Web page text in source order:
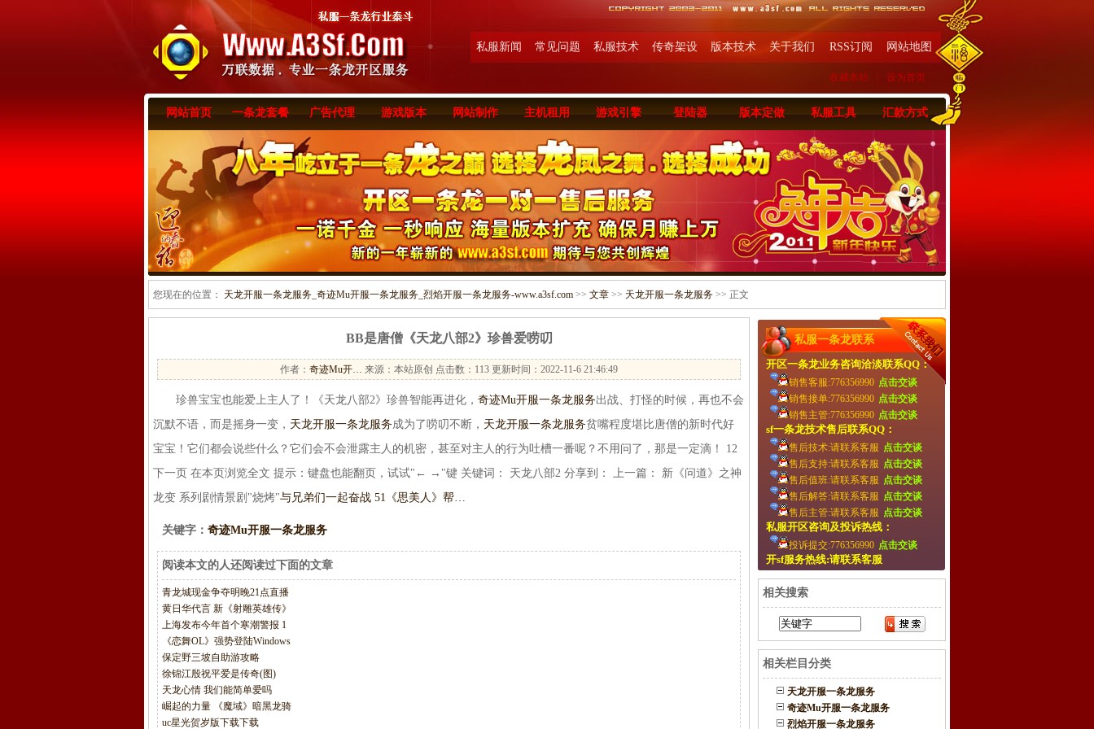
私服新闻 常见问题 私服技术 传奇架设 版本技术 关于我们 RSS订阅 网站地图
收藏本站 设为首页
网站首页 一条龙套餐 广告代理 游戏版本 网站制作 主机租用 游戏引擎 登陆器 版本定做 私服工具 汇款方式
您现在的位置： 天龙开服一条龙服务_奇迹Mu开服一条龙服务_烈焰开服一条龙服务-www.a3sf.com >> 文章 >> 天龙开服一条龙服务 >> 正文
BB是唐僧《天龙八部2》珍兽爱唠叨
作者： 奇迹Mu开… 来源：本站原创 点击数： 113 更新时间：2022-11-6 21:46:49
珍兽宝宝也能爱上主人了！《天龙八部2》珍兽智能再进化， 奇迹Mu开服一条龙服务出战、打怪的时候，再也不会
沉默不语，而是摇身一变， 天龙开服一条龙服务成为了唠叨不断， 天龙开服一条龙服务贫嘴程度堪比唐僧的新时代好
宝宝！它们都会说些什么？它们会不会泄露主人的机密，甚至对主人的行为吐槽一番呢？不用问了，那是一定滴！ 12
下一页 在本页浏览全文 提示：键盘也能翻页，试试"← →"键 关键词： 天龙八部2 分享到： 上一篇： 新《问道》之神
龙变 系列剧情景剧"烧烤"与兄弟们一起奋战 51《思美人》帮…
关键字： 奇迹Mu开服一条龙服务
阅读本文的人还阅读过下面的文章
青龙城现金争夺明晚21点直播
黄日华代言 新《射雕英雄传》
上海发布今年首个寒潮警报 1
《恋舞OL》强势登陆Windows
保定野三坡自助游攻略
徐锦江殷祝平爱是传奇(图)
天龙心情 我们能简单爱吗
崛起的力量 《魔域》暗黑龙骑
uc星光贺岁版下载下载
私服一条龙联系
开区一条龙业务咨询洽淡联系QQ：
销售客服:776356990 点击交谈
销售接单:776356990 点击交谈
销售主管:776356990 点击交谈
sf一条龙技术售后联系QQ：
售后技术:请联系客服 点击交谈
售后支持:请联系客服 点击交谈
售后值班:请联系客服 点击交谈
售后解答:请联系客服 点击交谈
售后主管:请联系客服 点击交谈
私服开区咨询及投诉热线：
投诉提交:776356990 点击交谈
开sf服务热线:请联系客服
相关搜索
相关栏目分类
天龙开服一条龙服务
奇迹Mu开服一条龙服务
烈焰开服一条龙服务